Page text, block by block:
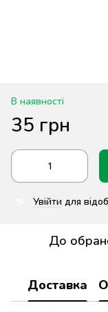
В наявності
35 грн
Увійти для
До
Доставка